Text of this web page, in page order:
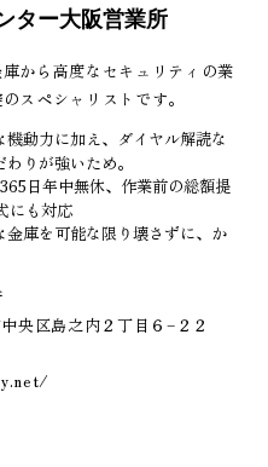
ター大阪営業所
から高度なセキュリティの業
スペシャリストです。
動力に加え、ダイヤル解読な
りが強いため。
日年中無休、作業前の総額提
にも対応
金庫を可能な限り壊さずに、か
央区島之内２丁目６−２２